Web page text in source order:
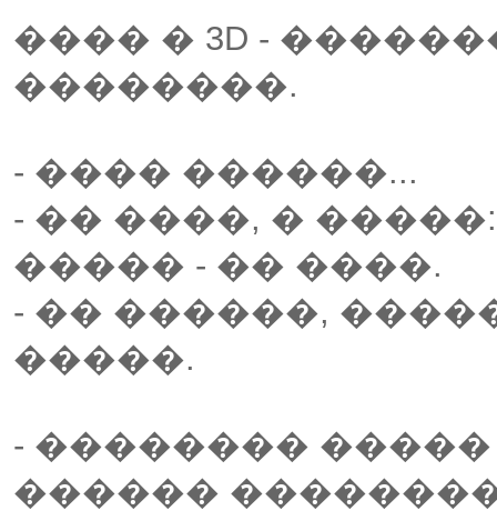
���� � 3D -
��������.
- ���� ������...
- �� ����, �
����� - �� ����.
- �� ������,
�����.
- ��������
������